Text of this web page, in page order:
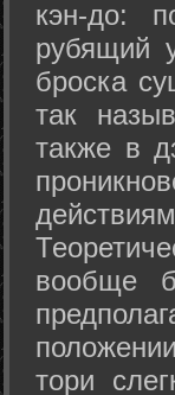
кэн-до:
рубящий
броска
так
также в
вообще
тори